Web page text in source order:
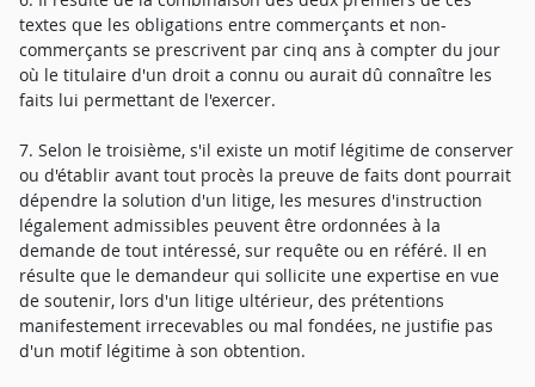
textes que les obligations entre commerçants et non-
commerçants se prescrivent par cinq ans à compter du jour
où le titulaire d'un droit a connu ou aurait dû connaître les
faits lui permettant de l'exercer.
7. Selon le troisième, s'il existe un motif légitime de conserver
ou d'établir avant tout procès la preuve de faits dont pourrait
dépendre la solution d'un litige, les mesures d'instruction
légalement admissibles peuvent être ordonnées à la
demande de tout intéressé, sur requête ou en référé. Il en
résulte que le demandeur qui sollicite une expertise en vue
de soutenir, lors d'un litige ultérieur, des prétentions
manifestement irrecevables ou mal fondées, ne justifie pas
d'un motif légitime à son obtention.